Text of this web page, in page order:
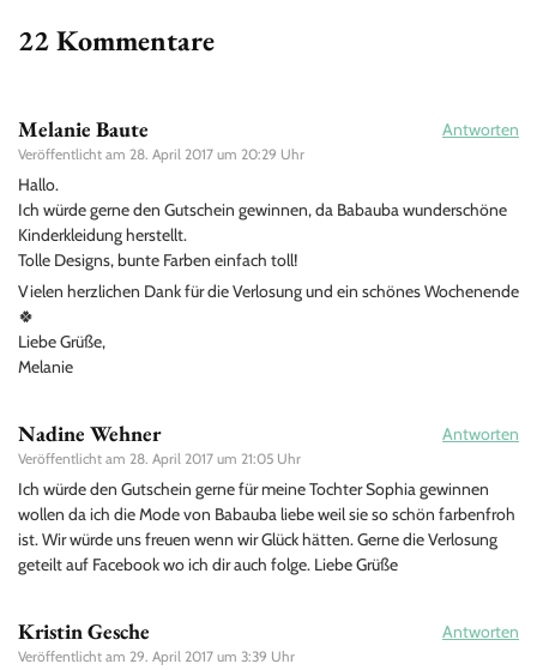
22 Kommentare
Melanie Baute
Veröffentlicht am 28. April 2017 um 20:29 Uhr
Antworten
Hallo.
Ich würde gerne den Gutschein gewinnen, da Babauba wunderschöne
Kinderkleidung herstellt.
Tolle Designs, bunte Farben einfach toll!
Vielen herzlichen Dank für die Verlosung und ein schönes Wochenende
🍀
Liebe Grüße,
Melanie
Nadine Wehner
Veröffentlicht am 28. April 2017 um 21:05 Uhr
Antworten
Ich würde den Gutschein gerne für meine Tochter Sophia gewinnen
wollen da ich die Mode von Babauba liebe weil sie so schön farbenfroh
ist. Wir würde uns freuen wenn wir Glück hätten. Gerne die Verlosung
geteilt auf Facebook wo ich dir auch folge. Liebe Grüße
Kristin Gesche
Veröffentlicht am 29. April 2017 um 3:39 Uhr
Antworten